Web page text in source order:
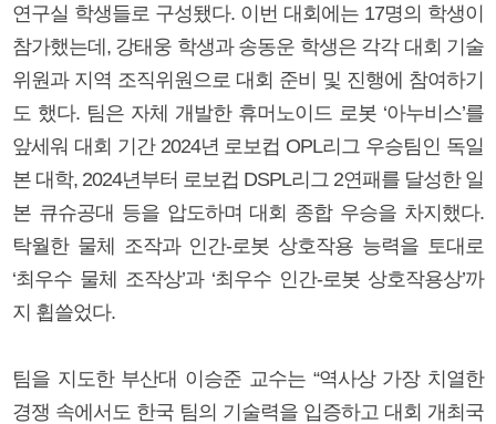
연구실 학생들로 구성됐다. 이번 대회에는 17명의 학생이
참가했는데, 강태웅 학생과 송동운 학생은 각각 대회 기술
위원과 지역 조직위원으로 대회 준비 및 진행에 참여하기
도 했다. 팀은 자체 개발한 휴머노이드 로봇 ‘아누비스’를
앞세워 대회 기간 2024년 로보컵 OPL리그 우승팀인 독일
본 대학, 2024년부터 로보컵 DSPL리그 2연패를 달성한 일
본 큐슈공대 등을 압도하며 대회 종합 우승을 차지했다.
탁월한 물체 조작과 인간-로봇 상호작용 능력을 토대로
‘최우수 물체 조작상’과 ‘최우수 인간-로봇 상호작용상’까
지 휩쓸었다.
팀을 지도한 부산대 이승준 교수는 “역사상 가장 치열한
경쟁 속에서도 한국 팀의 기술력을 입증하고 대회 개최국